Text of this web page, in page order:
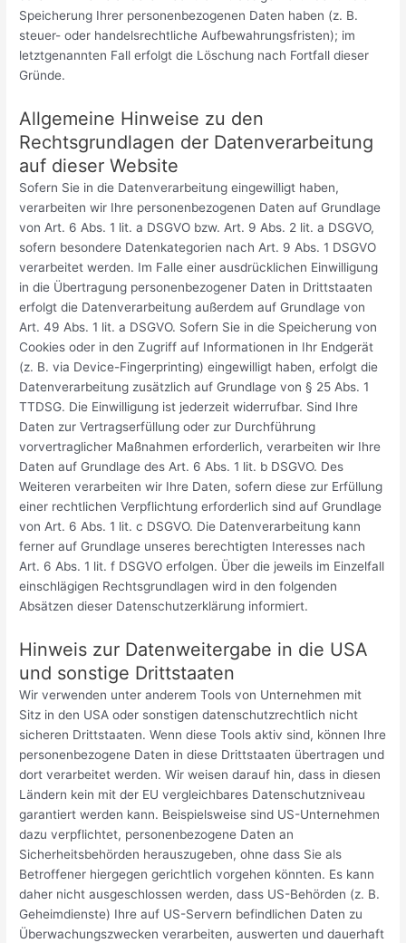
Speicherung Ihrer personenbezogenen Daten haben (z. B.
steuer- oder handelsrechtliche Aufbewahrungsfristen); im
letztgenannten Fall erfolgt die Löschung nach Fortfall dieser
Gründe.
Allgemeine Hinweise zu den
Rechtsgrundlagen der Datenverarbeitung
auf dieser Website
Sofern Sie in die Datenverarbeitung eingewilligt haben,
verarbeiten wir Ihre personenbezogenen Daten auf Grundlage
von Art. 6 Abs. 1 lit. a DSGVO bzw. Art. 9 Abs. 2 lit. a DSGVO,
sofern besondere Datenkategorien nach Art. 9 Abs. 1 DSGVO
verarbeitet werden. Im Falle einer ausdrücklichen Einwilligung
in die Übertragung personenbezogener Daten in Drittstaaten
erfolgt die Datenverarbeitung außerdem auf Grundlage von
Art. 49 Abs. 1 lit. a DSGVO. Sofern Sie in die Speicherung von
Cookies oder in den Zugriff auf Informationen in Ihr Endgerät
(z. B. via Device-Fingerprinting) eingewilligt haben, erfolgt die
Datenverarbeitung zusätzlich auf Grundlage von § 25 Abs. 1
TTDSG. Die Einwilligung ist jederzeit widerrufbar. Sind Ihre
Daten zur Vertragserfüllung oder zur Durchführung
vorvertraglicher Maßnahmen erforderlich, verarbeiten wir Ihre
Daten auf Grundlage des Art. 6 Abs. 1 lit. b DSGVO. Des
Weiteren verarbeiten wir Ihre Daten, sofern diese zur Erfüllung
einer rechtlichen Verpflichtung erforderlich sind auf Grundlage
von Art. 6 Abs. 1 lit. c DSGVO. Die Datenverarbeitung kann
ferner auf Grundlage unseres berechtigten Interesses nach
Art. 6 Abs. 1 lit. f DSGVO erfolgen. Über die jeweils im Einzelfall
einschlägigen Rechtsgrundlagen wird in den folgenden
Absätzen dieser Datenschutzerklärung informiert.
Hinweis zur Datenweitergabe in die USA
und sonstige Drittstaaten
Wir verwenden unter anderem Tools von Unternehmen mit
Sitz in den USA oder sonstigen datenschutzrechtlich nicht
sicheren Drittstaaten. Wenn diese Tools aktiv sind, können Ihre
personenbezogene Daten in diese Drittstaaten übertragen und
dort verarbeitet werden. Wir weisen darauf hin, dass in diesen
Ländern kein mit der EU vergleichbares Datenschutzniveau
garantiert werden kann. Beispielsweise sind US-Unternehmen
dazu verpflichtet, personenbezogene Daten an
Sicherheitsbehörden herauszugeben, ohne dass Sie als
Betroffener hiergegen gerichtlich vorgehen könnten. Es kann
daher nicht ausgeschlossen werden, dass US-Behörden (z. B.
Geheimdienste) Ihre auf US-Servern befindlichen Daten zu
Überwachungszwecken verarbeiten, auswerten und dauerhaft